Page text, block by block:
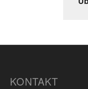
KONTAKT